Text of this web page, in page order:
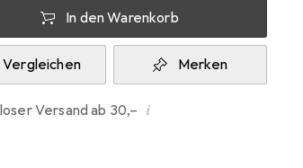
In den Warenkorb
Vergleichen Merken
Versand ab 30,– i